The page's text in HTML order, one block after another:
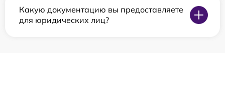
Какую документацию вы предоставляете
для юридических лиц?